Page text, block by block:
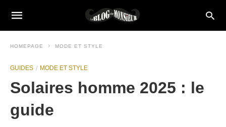
HOMEPAGE MODE ET STYLE
GUIDES MODE ET STYLE
Solaires homme 2025 : le
guide